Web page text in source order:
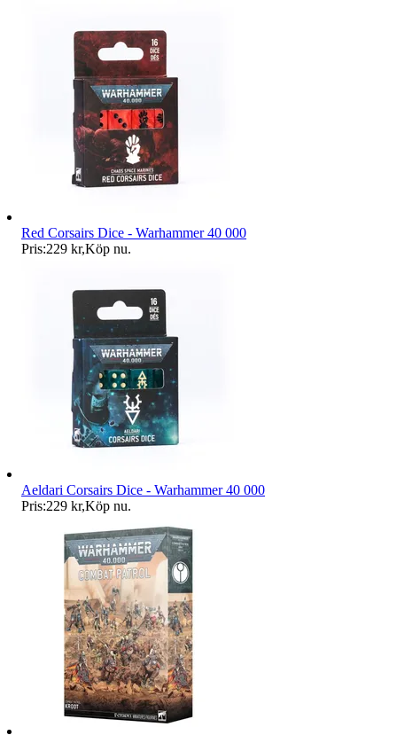
Red Corsairs Dice - Warhammer 40 000
Pris:229 kr,Köp nu.
Aeldari Corsairs Dice - Warhammer 40 000
Pris:229 kr,Köp nu.